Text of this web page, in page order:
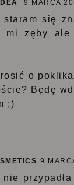
9 MARCA
staram się
mi zęby ale
o
Będę
;)
9
nie